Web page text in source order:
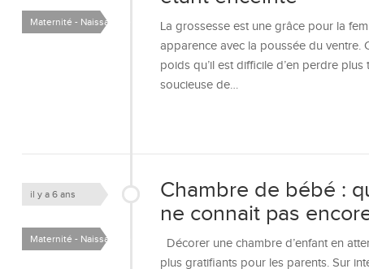
Maternité - Naissance -
La grossesse est une grâce pour la
apparence avec la poussée du ventre.
poids qu’il est difficile d’en perdre
soucieuse de…
Chambre de bébé :
ne connait pas
il y a 6 ans
Maternité - Naissance -
Décorer une chambre d’enfant en
plus gratifiants pour les parents. Sur